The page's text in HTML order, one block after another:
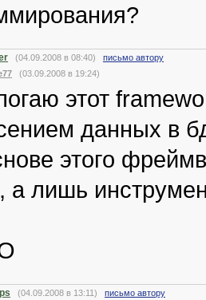
(04.09.2008 в 08:40) письмо автору
(03.09.2008 в 19:24)
этот
данных в
этого
а лишь
(04.09.2008 в 13:11) письмо автору